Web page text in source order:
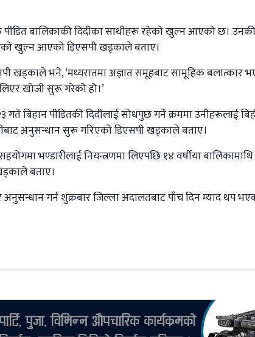
बालिकाकी दिदीका साथीहरू रहेको खुल्न आएको छ। उनकी
खुल्न आएको डिएसपी खड्काले बताए।
खड्काले भने, ‘मध्यरातमा अज्ञात समूहबाट सामूहिक बलात्कार
खोजी सुरू गरेको हो।’
बिहान पीडितकी दिदीलाई सोधपुछ गर्ने क्रममा उनीहरूलाई
अनुसन्धान सुरू गरिएको डिएसपी खड्काले बताए।
भण्डारीलाई नियन्त्रणमा लिएपछि १४ वर्षीया बालिकामाथि
बताए।
गर्न शुक्रबार जिल्ला अदालतबाट पाँच दिन म्याद थप